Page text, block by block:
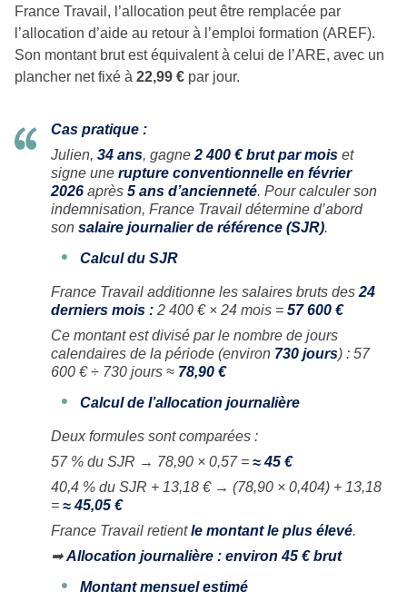
France Travail, l’allocation peut être remplacée par
l’allocation d’aide au retour à l’emploi formation (AREF).
Son montant brut est équivalent à celui de l’ARE, avec un
plancher net fixé à 22,99 € par jour.
Cas pratique :
Julien, 34 ans, gagne 2 400 € brut par mois et
signe une rupture conventionnelle en février
2026 après 5 ans d’ancienneté. Pour calculer son
indemnisation, France Travail détermine d’abord
son salaire journalier de référence (SJR).
Calcul du SJR
France Travail additionne les salaires bruts des 24
derniers mois : 2 400 € × 24 mois = 57 600 €
Ce montant est divisé par le nombre de jours
calendaires de la période (environ 730 jours) : 57
600 € ÷ 730 jours ≈ 78,90 €
Calcul de l’allocation journalière
Deux formules sont comparées :
57 % du SJR → 78,90 × 0,57 = ≈ 45 €
40,4 % du SJR + 13,18 € → (78,90 × 0,404) + 13,18
= ≈ 45,05 €
France Travail retientle montant le plus élevé.
➡Allocation journalière : environ 45 € brut
Montant mensuel estimé